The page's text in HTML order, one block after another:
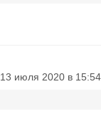
13 июля 2020 в 15:54